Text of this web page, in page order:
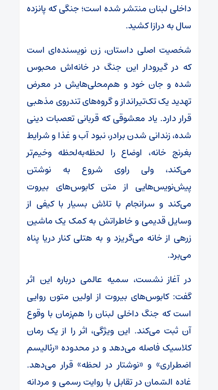
داخلی لبنان منتشر شده است؛ جنگی که پانزده
سال به درازا کشید.
شخصیت اصلی داستان، زن نویسنده‌ای است
که در گیرودار این جنگ در خانه‌اش محبوس
شده و جان خود و هم‌محلی‌هایش در معرض
تهدید یک تک‌تیرانداز و گروه‌های تندروی مذهبی
قرار دارد. یاد معشوقی که قربانی تعصبات دینی
شده، زندانی شدن برادر، نبود آب و غذا و شرایط
بغرنج خانه، اوضاع را لحظه‌به‌لحظه وخیم‌تر
می‌کند، ولی راوی شروع به نوشتن
پیش‌نویس‌هایی از متن کابوس‌های بیروت
می‌کند و سرانجام با تلاش بسیار با کیفی از
وسایل قدیمی و خاطراتش به کمک یک ماشین
زرهی از خانه می‌گریزد و به هتلی کنار دریا پناه
می‌برد.
در آغاز نشست، سمیه عالمی درباره این اثر
گفت: کابوس‌های بیروت از اولین متون روایی
است که جنگ داخلی لبنان را هم‌زمان با وقوع
آن ثبت می‌کند. این ویژگی، اثر را از یک رمان
کلاسیک فاصله می‌دهد و در محدوده «رئالیسم
اضطراری» و «نوشتار در لحظه» قرار می‌دهد.
غاده السّمان در تقابل با روایت رسمی و مردانه